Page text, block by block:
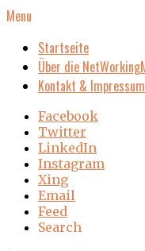
Menu
Startseite
Über die
Kontakt & Impressum
Facebook
Twitter
LinkedIn
Instagram
Xing
Email
Feed
Search